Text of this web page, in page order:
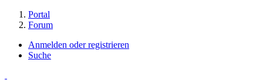
Portal
Forum
Anmelden oder registrieren
Suche